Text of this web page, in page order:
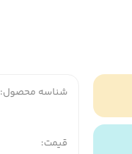
شناسه محصول:
قیمت: